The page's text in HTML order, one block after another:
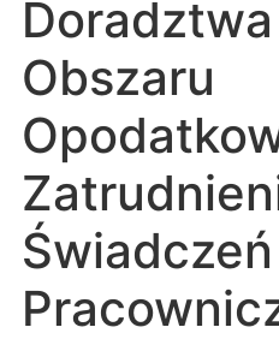
Obszaru
Świadczeń